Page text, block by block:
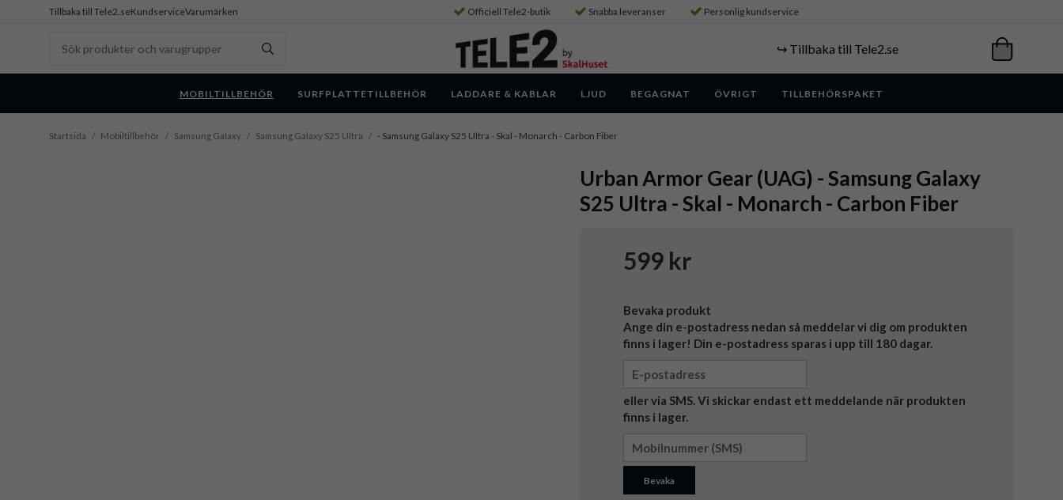
Tillbaka till Tele2.seKundserviceVarumärken Officiell Tele2-butik Snabba leveranser Personlig kundservice
↪️ Tillbaka till Tele2.se
MOBILTILLBEHÖR SURFPLATTETILLBEHÖR LADDARE & KABLAR LJUD BEGAGNAT ÖVRIGT TILLBEHÖRSPAKET
Startsida / Mobiltillbehör / Samsung Galaxy / Samsung Galaxy S25 Ultra / - Samsung Galaxy S25 Ultra - Skal - Monarch - Carbon Fiber
Urban Armor Gear (UAG) - Samsung Galaxy
S25 Ultra - Skal - Monarch - Carbon Fiber
599 kr
Bevaka produkt
Ange din e-postadress nedan så meddelar vi dig om produkten
finns i lager! Din e-postadress sparas i upp till 180 dagar.
eller via SMS. Vi skickar endast ett meddelande när produkten
finns i lager.
Bevaka